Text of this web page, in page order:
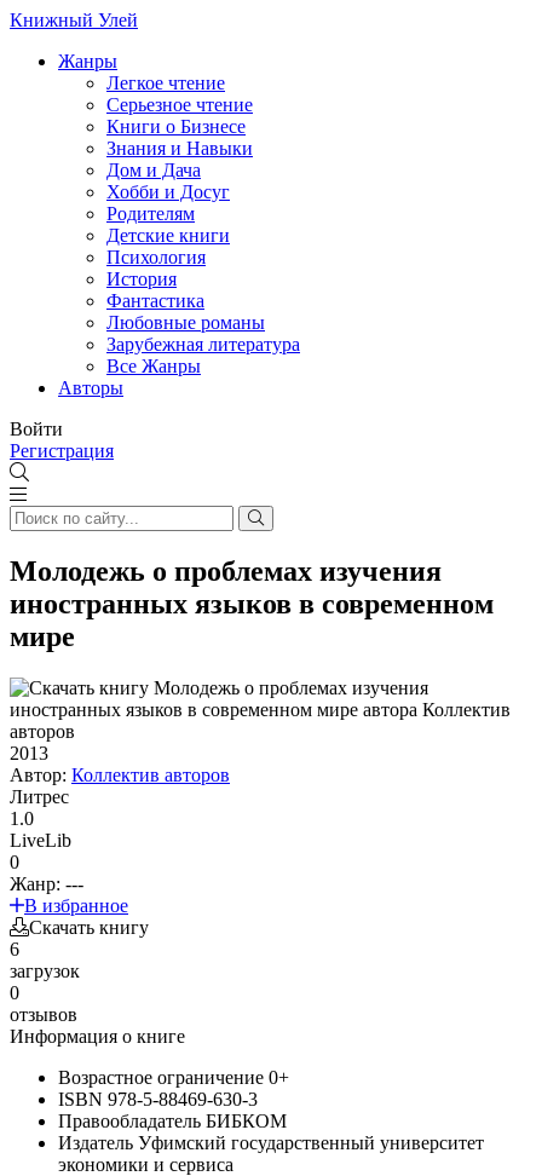
Книжный Улей
Жанры
Легкое чтение
Серьезное чтение
Книги о Бизнесе
Знания и Навыки
Дом и Дача
Хобби и Досуг
Родителям
Детские книги
Психология
История
Фантастика
Любовные романы
Зарубежная литература
Все Жанры
Авторы
Войти
Регистрация
Молодежь о проблемах изучения
иностранных языков в современном
мире
2013
Автор: Коллектив авторов
Литрес
1.0
LiveLib
0
Жанр: ---
В избранное
Скачать книгу
6
загрузок
0
отзывов
Информация о книге
Возрастное ограничение 0+
ISBN 978-5-88469-630-3
Правообладатель БИБКОМ
Издатель Уфимский государственный университет
экономики и сервиса